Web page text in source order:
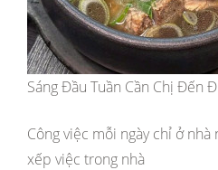
Sáng Đầu Tuần Cần Chị Đến
Công việc mỗi ngày chỉ ở
xếp việc trong nhà